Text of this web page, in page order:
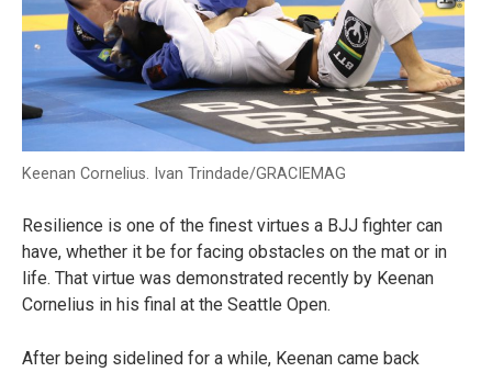
Keenan Cornelius. Ivan Trindade/GRACIEMAG
Resilience is one of the finest virtues a BJJ fighter can
have, whether it be for facing obstacles on the mat or in
life. That virtue was demonstrated recently by Keenan
Cornelius in his final at the Seattle Open.
After being sidelined for a while, Keenan came back